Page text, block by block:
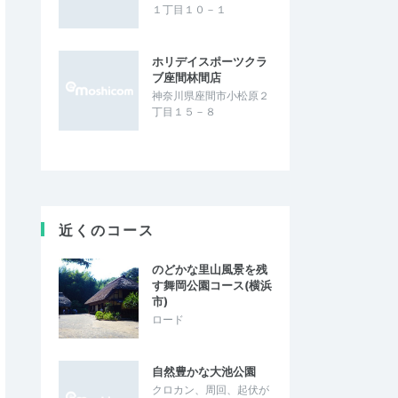
１丁目１０－１
ホリデイスポーツクラ
ブ座間林間店
神奈川県座間市小松原２
丁目１５－８
近くのコース
のどかな里山風景を残
す舞岡公園コース(横浜
市)
ロード
自然豊かな大池公園
クロカン、周回、起伏が